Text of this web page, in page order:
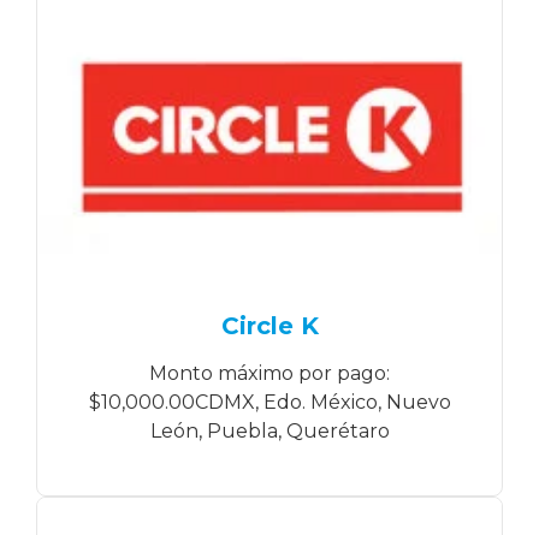
Circle K
Monto máximo por pago:
$10,000.00CDMX, Edo. México, Nuevo
León, Puebla, Querétaro